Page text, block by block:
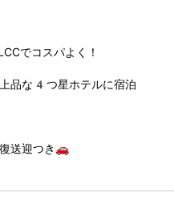
でコスパよく！
品な4つ星ホテルに宿泊
送迎つき🚗